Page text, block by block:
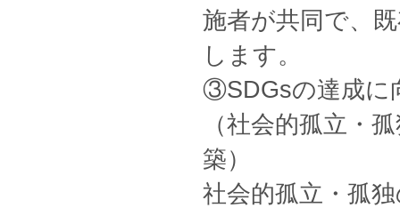
施者が共同で、
します。
③SDGsの達成に
（社会的孤立・
築）
社会的孤立・孤